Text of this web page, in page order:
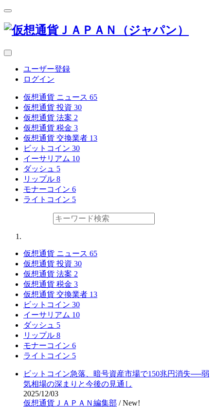
ユーザー登録
ログイン
仮想通貨 ニュース 65
仮想通貨 投資 30
仮想通貨 法案 2
仮想通貨 税金 3
仮想通貨 交換業者 13
ビットコイン 30
イーサリアム 10
ダッシュ 5
リップル 8
モナーコイン 6
ライトコイン 5
仮想通貨 ニュース 65
仮想通貨 投資 30
仮想通貨 法案 2
仮想通貨 税金 3
仮想通貨 交換業者 13
ビットコイン 30
イーサリアム 10
ダッシュ 5
リップル 8
モナーコイン 6
ライトコイン 5
ビットコイン急落、暗号資産市場で150兆円消失──弱
気相場の深まりと今後の見通し
2025/12/03
仮想通貨ＪＡＰＡＮ編集部 /New!